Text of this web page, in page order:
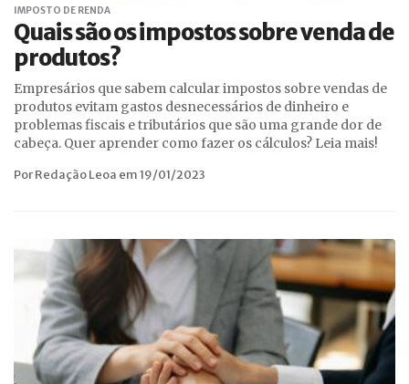
IMPOSTO DE RENDA
Quais são os impostos sobre venda de
produtos?
Empresários que sabem calcular impostos sobre vendas de
produtos evitam gastos desnecessários de dinheiro e
problemas fiscais e tributários que são uma grande dor de
cabeça. Quer aprender como fazer os cálculos? Leia mais!
Por Redação Leoa em 19/01/2023